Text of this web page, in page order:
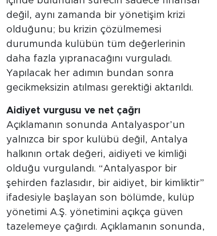
değil, aynı zamanda bir yönetişim krizi
olduğunu; bu krizin çözülmemesi
durumunda kulübün tüm değerlerinin
daha fazla yıpranacağını vurguladı.
Yapılacak her adımın bundan sonra
gecikmeksizin atılması gerektiği aktarıldı.
Aidiyet vurgusu ve net çağrı
Açıklamanın sonunda Antalyaspor’un
yalnızca bir spor kulübü değil, Antalya
halkının ortak değeri, aidiyeti ve kimliği
olduğu vurgulandı. “Antalyaspor bir
şehirden fazlasıdır, bir aidiyet, bir kimliktir”
ifadesiyle başlayan son bölümde, kulüp
yönetimi A.Ş. yönetimini açıkça güven
tazelemeye çağırdı. Açıklamanın sonunda,